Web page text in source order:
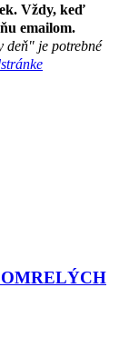
Vždy, keď
emailom.
deň" je potrebné